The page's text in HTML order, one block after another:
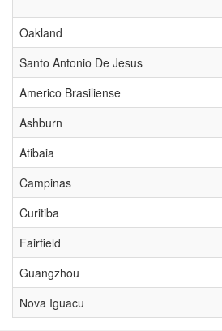
Oakland
Santo Antonio De Jesus
Americo Brasiliense
Ashburn
Atibaia
Campinas
Curitiba
Fairfield
Guangzhou
Nova Iguacu